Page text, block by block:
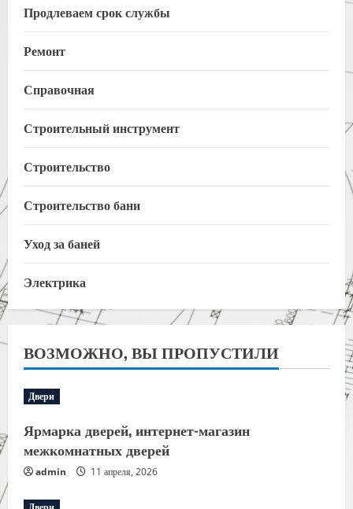
Продлеваем срок службы
Ремонт
Справочная
Строительный инструмент
Строительство
Строительство бани
Уход за баней
Электрика
ВОЗМОЖНО, ВЫ ПРОПУСТИЛИ
Двери
Ярмарка дверей, интернет-магазин
межкомнатных дверей
admin 11 апреля, 2026